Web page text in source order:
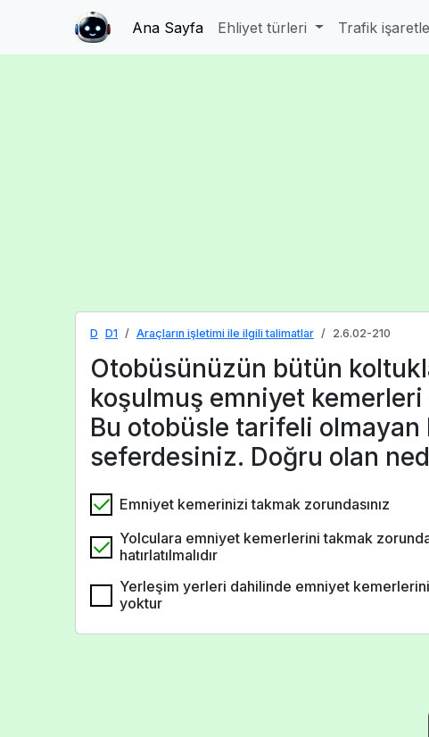
Ana Sayfa Ehliyet türleri Trafik
D D1 Araçların işletimi ile ilgili talimatlar 2.6.02-210
Otobüsünüzün bütün
koşulmuş emniyet
Bu otobüsle tarifeli olmayan
seferdesiniz. Doğru olan
Emniyet kemerinizi takmak zorundasınız
Yolculara emniyet kemerlerini takmak
hatırlatılmalıdır
Yerleşim yerleri dahilinde emniyet
yoktur